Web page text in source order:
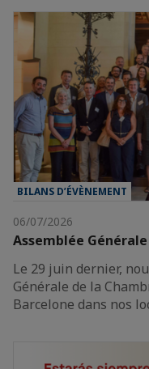
BILANS D’ÉVÈNEMENT
06/07/2026
Assemblée Générale
Le 29 juin dernier,
Générale de la
Barcelone dans nos